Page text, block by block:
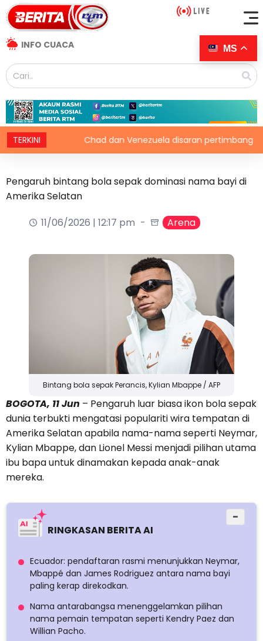
INFO CUACA
TERKINI Chad dan Venezuela disaran pertimbang semula
Pengaruh bintang bola sepak dominasi nama bayi di
Amerika Selatan
11/06/2026 | 12:17 pm
Arena
Bintang bola sepak Perancis, Kylian Mbappe / AFP
BOGOTA, 11 Jun – Pengaruh luar biasa ikon bola sepak
dunia terbukti mengatasi populariti wira tempatan di
Amerika Selatan apabila nama-nama seperti Neymar,
Kylian Mbappe, dan Lionel Messi menjadi pilihan utama
ibu bapa untuk dinamakan kepada anak-anak
mereka.
RINGKASAN BERITA AI
−
Ecuador: pendaftaran rasmi menunjukkan Neymar,
Mbappé dan James Rodriguez antara nama bayi
paling kerap direkodkan.
Nama antarabangsa menenggelamkan pilihan
nama pemain tempatan seperti Kendry Paez dan
Willian Pacho.
MS